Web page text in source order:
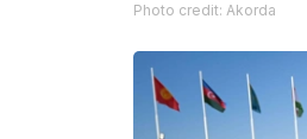
Photo credit: Akorda